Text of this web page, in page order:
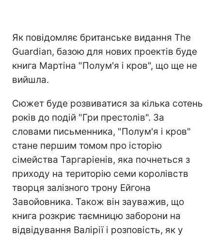
Як повідомляє британське видання The
Guardian, базою для нових проектів буде
книга Мартіна "Полум'я і кров", що ще не
вийшла.
Сюжет буде розвиватися за кілька сотень
років до подій "Гри престолів". За
словами письменника, "Полум'я і кров"
стане першим томом про історію
сімейства Таргаріенів, яка почнеться з
приходу на територію семи королівств
творця залізного трону Ейгона
Завойовника. Також він зауважив, що
книга розкриє таємницю заборони на
відвідування Валірії і розповість, як у